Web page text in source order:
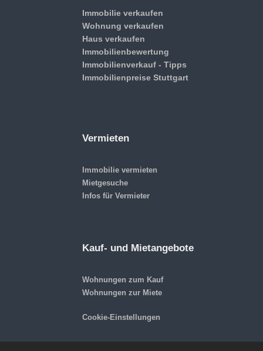
Immobilie verkaufen
Wohnung verkaufen
Haus verkaufen
Immobilienbewertung
Immobilienverkauf - Tipps
Immobilienpreise Stuttgart
Vermieten
Immobilie vermieten
Mietgesuche
Infos für Vermieter
Kauf- und Mietangebote
Wohnungen zum Kauf
Wohnungen zur Miete
Cookie-Einstellungen